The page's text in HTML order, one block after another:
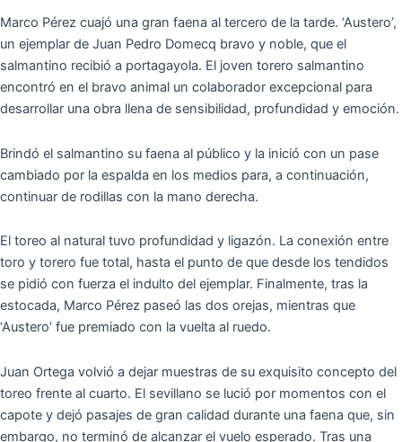
Marco Pérez cuajó una gran faena al tercero de la tarde. ‘Austero’,
un ejemplar de Juan Pedro Domecq bravo y noble, que el
salmantino recibió a portagayola. El joven torero salmantino
encontró en el bravo animal un colaborador excepcional para
desarrollar una obra llena de sensibilidad, profundidad y emoción.
Brindó el salmantino su faena al público y la inició con un pase
cambiado por la espalda en los medios para, a continuación,
continuar de rodillas con la mano derecha.
El toreo al natural tuvo profundidad y ligazón. La conexión entre
toro y torero fue total, hasta el punto de que desde los tendidos
se pidió con fuerza el indulto del ejemplar. Finalmente, tras la
estocada, Marco Pérez paseó las dos orejas, mientras que
‘Austero’ fue premiado con la vuelta al ruedo.
Juan Ortega volvió a dejar muestras de su exquisito concepto del
toreo frente al cuarto. El sevillano se lució por momentos con el
capote y dejó pasajes de gran calidad durante una faena que, sin
embargo, no terminó de alcanzar el vuelo esperado. Tras una